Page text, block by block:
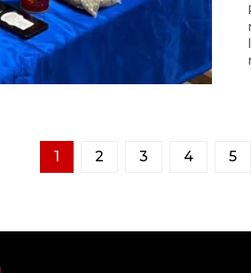
1 2 3 4 5